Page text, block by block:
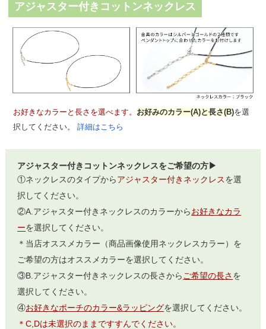
アジャスター付きコットンネックレス
お好きなカラーと長さを選べます。 お好みのカラー(A)と長さ(B)を選
択してください。 詳細はこちら
アジャスター付きコットンネックレスをご希望の方▶
①ネックレスのタイプから アジャスター付きネックレス を選
択してください。
②A.アジャスター付きネックレスのカラーから お好きなカラ
ーを選択してください。
＊当店オススメカラー（商品画像使用ネックレスカラー）を
ご希望の方はオススメカラーを選択してください。
③B.アジャスター付きネックレスの長さから ご希望の長さ を
選択してください。
④お好きなポーチのカラー&ラッピングを選択してください。
＊C,Dは未選択のままですすんでください。